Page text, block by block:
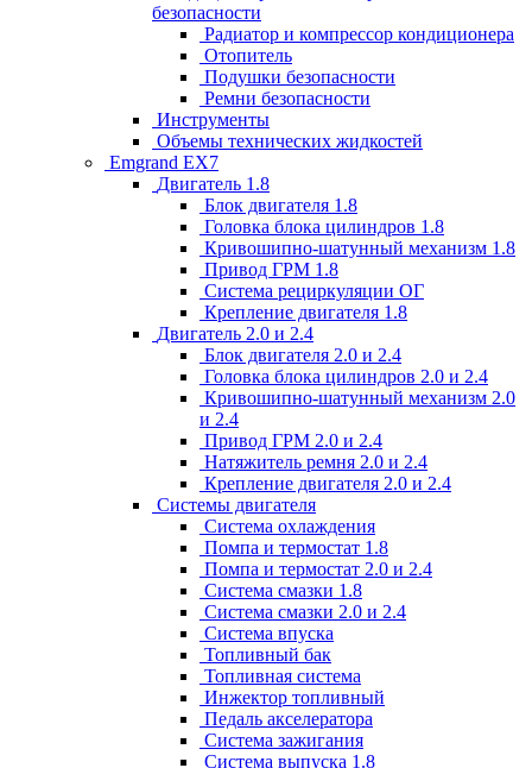
безопасности
Радиатор и компрессор кондиционера
Отопитель
Подушки безопасности
Ремни безопасности
Инструменты
Объемы технических жидкостей
Emgrand EX7
Двигатель 1.8
Блок двигателя 1.8
Головка блока цилиндров 1.8
Кривошипно-шатунный механизм 1.8
Привод ГРМ 1.8
Система рециркуляции ОГ
Крепление двигателя 1.8
Двигатель 2.0 и 2.4
Блок двигателя 2.0 и 2.4
Головка блока цилиндров 2.0 и 2.4
Кривошипно-шатунный механизм 2.0
и 2.4
Привод ГРМ 2.0 и 2.4
Натяжитель ремня 2.0 и 2.4
Крепление двигателя 2.0 и 2.4
Системы двигателя
Система охлаждения
Помпа и термостат 1.8
Помпа и термостат 2.0 и 2.4
Система смазки 1.8
Система смазки 2.0 и 2.4
Система впуска
Топливный бак
Топливная система
Инжектор топливный
Педаль акселератора
Система зажигания
Система выпуска 1.8